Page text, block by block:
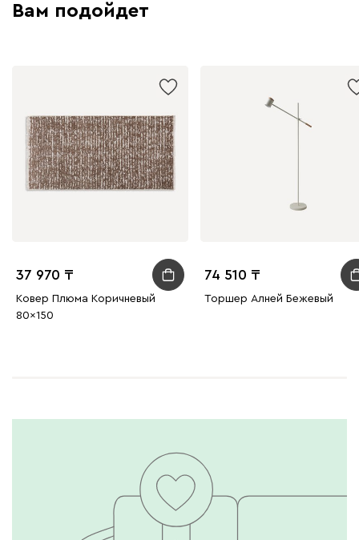
Вам подойдет
37 970
Ковер Плюма Коричневый
80x150
74 510
Торшер Алней Бежевый